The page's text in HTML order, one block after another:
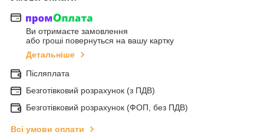
Ви отримаєте замовлення
або гроші повернуться на вашу картку
Детальніше
Післяплата
Безготівковий розрахунок (з ПДВ)
Безготівковий розрахунок (ФОП, без ПДВ)
Всі умови оплати